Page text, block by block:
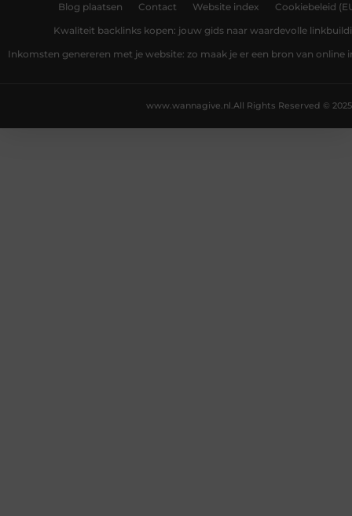
Blog plaatsen Contact Website index Cookiebeleid
Kwaliteit backlinks kopen: jouw gids naar waardevolle
Inkomsten genereren met je website: zo maak je er een bron van online
All Rights Reserved © 2025
www.wannagive.nl.